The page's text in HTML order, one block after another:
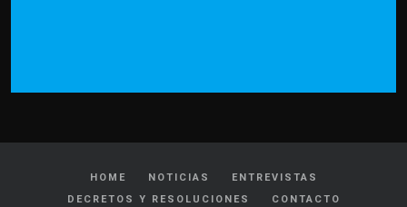
HOME NOTICIAS
ENTREVISTAS
DECRETOS Y RESOLUCIONES
CONTACTO